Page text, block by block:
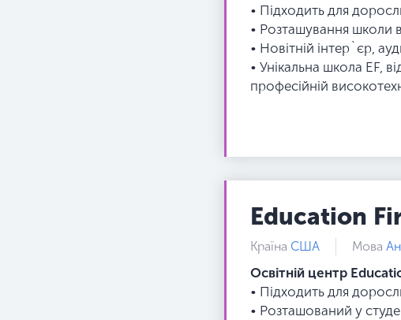
• Підходить для
• Розташування школи
• Новітній інтер`єр,
• Унікальна школа EF,
професійній
Education
Країна США Мова
Освітній центр
• Підходить для
• Розташований у